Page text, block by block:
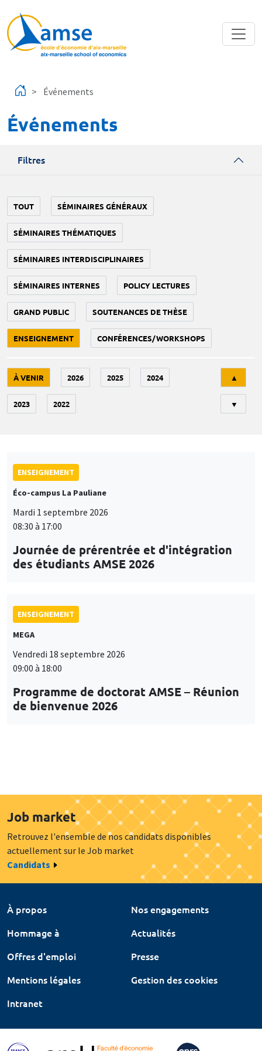
Événements
Événements
Filtres
TOUT SÉMINAIRES GÉNÉRAUX
SÉMINAIRES THÉMATIQUES
SÉMINAIRES INTERDISCIPLINAIRES
SÉMINAIRES INTERNES POLICY LECTURES
GRAND PUBLIC SOUTENANCES DE THÈSE
ENSEIGNEMENT CONFÉRENCES/WORKSHOPS
À VENIR 2026 2025 2024
2023 2022
▲
▼
ENSEIGNEMENT
Éco-campus La Pauliane
Mardi 1 septembre 2026
08:30 à 17:00
Journée de prérentrée et d'intégration
des étudiants AMSE 2026
ENSEIGNEMENT
MEGA
Vendredi 18 septembre 2026
09:00 à 18:00
Programme de doctorat AMSE – Réunion
de bienvenue 2026
Job market
Retrouvez l'ensemble de nos candidats disponibles
actuellement sur le Job market
Candidats
À propos
Nos engagements
Hommage à
Actualités
Offres d'emploi
Presse
Mentions légales
Gestion des cookies
Intranet